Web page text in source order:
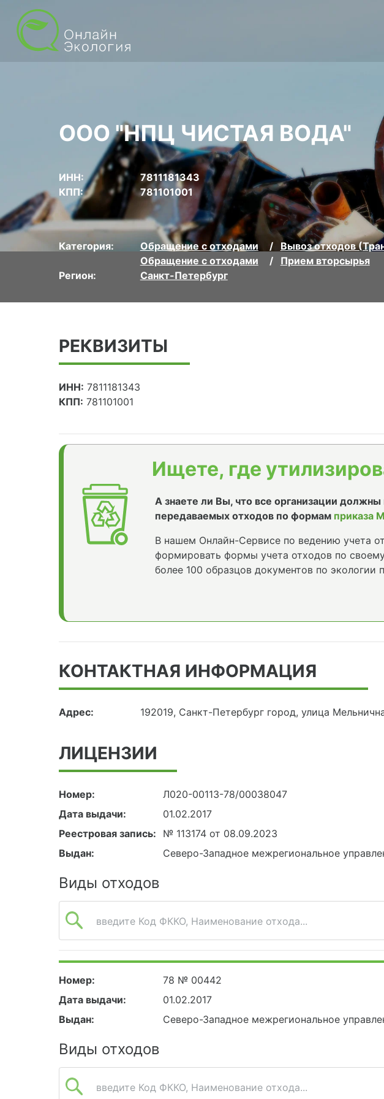
ООО "НПЦ ЧИСТАЯ ВОДА"
ИНН:
7811181343
КПП:
781101001
Категория: Обращение с отходами
Вывоз отходов
Обращение с отходами
Прием вторсырья
Регион:
Санкт-Петербург
РЕКВИЗИТЫ
ИНН: 7811181343
КПП: 781101001
Ищете, где
А знаете ли Вы, что все организации
передаваемых отходов по формам приказа
В нашем Онлайн-Сервисе по ведению учета
формировать формы учета отходов по
более 100 образцов документов по экологии
КОНТАКТНАЯ ИНФОРМАЦИЯ
Адрес: 192019, Санкт-Петербург город, улица
ЛИЦЕНЗИИ
Номер:
Л020-00113-78/00038047
Дата выдачи:
01.02.2017
Реестровая запись:
№ 113174 от 08.09.2023
Выдан:
Северо-Западное межрегиональное
Виды отходов
введите Код ФККО, Наименование отхода...
Номер:
78 № 00442
Дата выдачи:
01.02.2017
Выдан:
Северо-Западное межрегиональное
Виды отходов
введите Код ФККО, Наименование отхода...